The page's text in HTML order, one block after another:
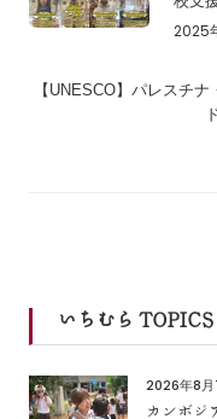
2025
【UNESCO】パレスチ
いちむら TOPICS
2026年8月
カンボジ